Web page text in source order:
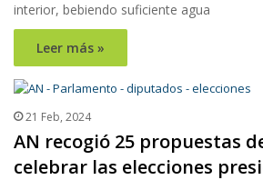
interior, bebiendo suficiente agua
Leer más »
21 Feb, 2024
AN recogió 25 propuestas
celebrar las elecciones